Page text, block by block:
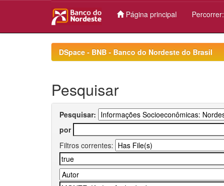
Página principal Percorrer:
DSpace - BNB - Banco do Nordeste do Brasil
Pesquisar
Pesquisar:
por
Filtros correntes: